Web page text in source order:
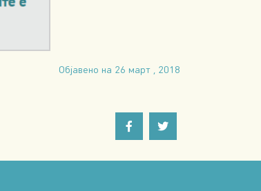
Објавено на 26 март , 2018